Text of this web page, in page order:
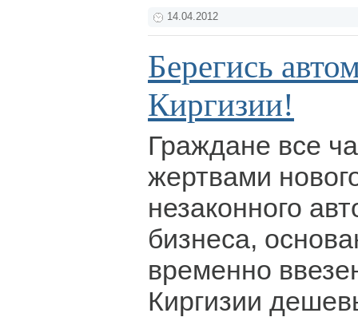
14.04.2012
Берегись
Киргизии!
Граждане все
жертвами
незаконного
бизнеса,
временно
Киргизии